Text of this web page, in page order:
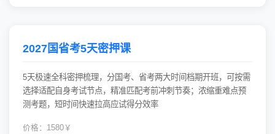
2027国省考5天密押课
5天极速全科密押梳理，分国考、省考两大时间档期开班，可按需
选择适配自身考试节点，精准匹配考前冲刺节奏；浓缩重难点预
测考题，短时间快速拉高应试得分效率
价格：1580￥